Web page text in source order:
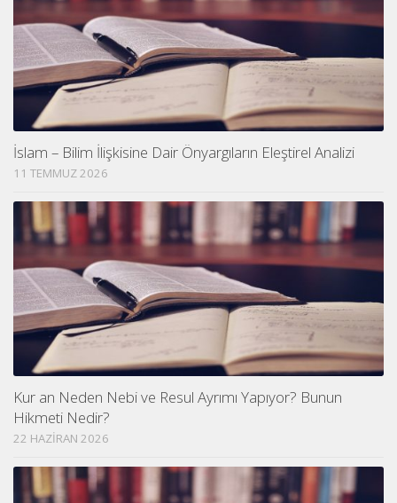
İslam – Bilim İlişkisine Dair Önyargıların Eleştirel Analizi
11 TEMMUZ 2026
Kur an Neden Nebi ve Resul Ayrımı Yapıyor? Bunun
Hikmeti Nedir?
22 HAZIRAN 2026